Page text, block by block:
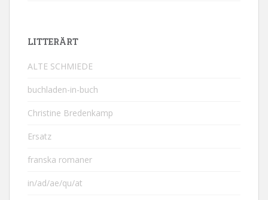
LITTERÄRT
ALTE SCHMIEDE
buchladen-in-buch
Christine Bredenkamp
Ersatz
franska romaner
in/ad/ae/qu/at